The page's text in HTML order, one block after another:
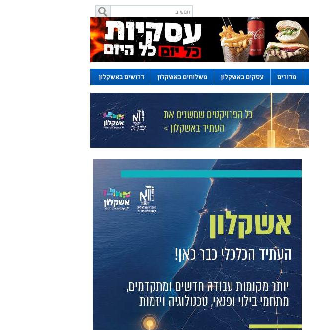
מדורים עסקים באשקלון משלוחים באשקלון דרושים באשקלון